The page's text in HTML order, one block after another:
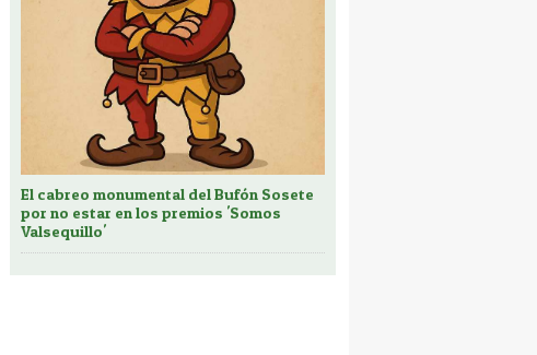
El cabreo monumental del Bufón Sosete
por no estar en los premios 'Somos
Valsequillo'